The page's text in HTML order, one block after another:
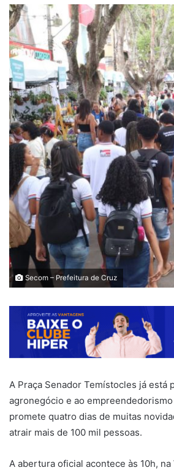
Secom – Prefeitura de Cruz
A Praça Senador Temístocles já
agronegócio e ao
promete quatro dias de muitas
atrair mais de 100 mil pessoas.
A abertura oficial acontece às 10h,